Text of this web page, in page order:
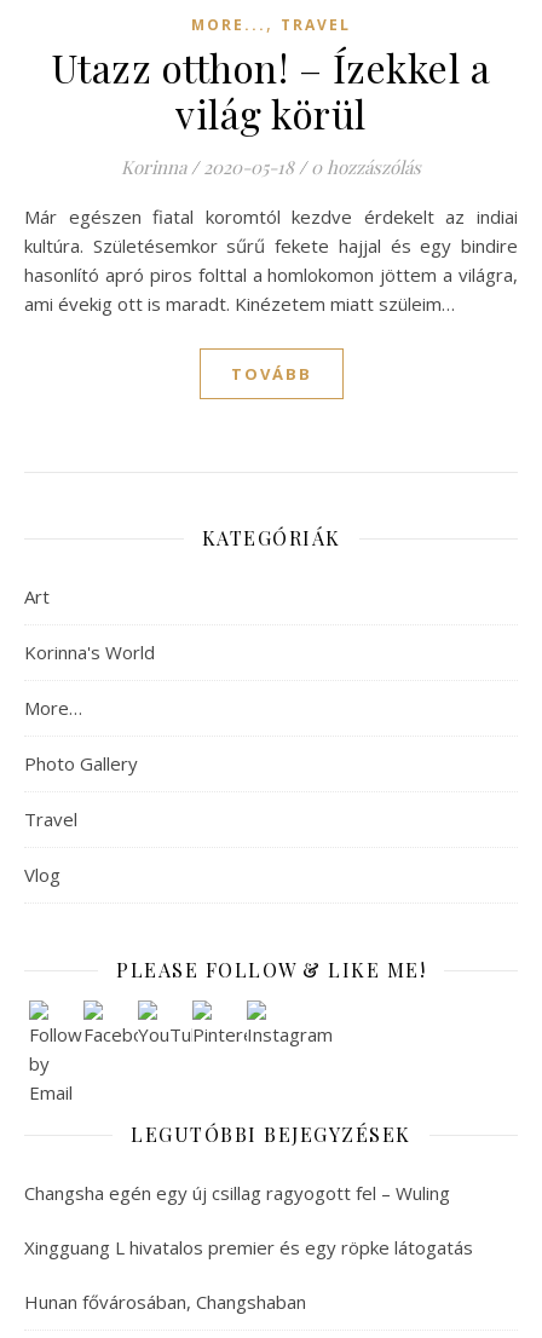
MORE... , TRAVEL
Utazz otthon! – Ízekkel a
világ körül
Korinna / 2020-05-18 / 0 hozzászólás
Már egészen fiatal koromtól kezdve érdekelt az indiai
kultúra. Születésemkor sűrű fekete hajjal és egy bindire
hasonlító apró piros folttal a homlokomon jöttem a világra,
ami évekig ott is maradt. Kinézetem miatt szüleim…
TOVÁBB
KATEGÓRIÁK
Art
Korinna's World
More…
Photo Gallery
Travel
Vlog
PLEASE FOLLOW & LIKE ME!
LEGUTÓBBI BEJEGYZÉSEK
Changsha egén egy új csillag ragyogott fel – Wuling
Xingguang L hivatalos premier és egy röpke látogatás
Hunan fővárosában, Changshaban